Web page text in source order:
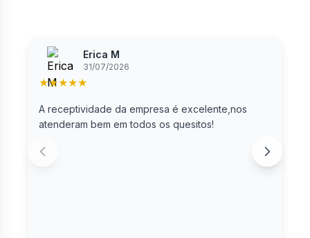
Erica M
31/07/2026
★★★★★
A receptividade da empresa é excelente,nos
atenderam bem em todos os quesitos!